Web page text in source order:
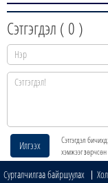
Сэтгэгдэл ( 0 )
Илгээх
Сэтгэгдэл
хэмжээг зөрчсөн
Сурталчилгаа байршуулах